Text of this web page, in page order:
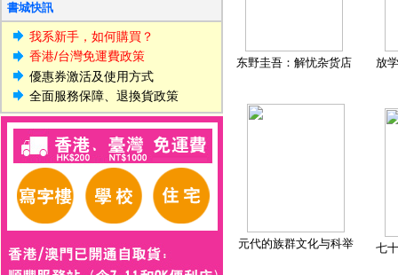
書城快訊
我系新手，如何購買？
香港/台灣免運費政策
優惠券激活及使用方式
全面服務保障、退換貨政策
东野圭吾：解忧杂货店 放
元代的族群文化与科举 七